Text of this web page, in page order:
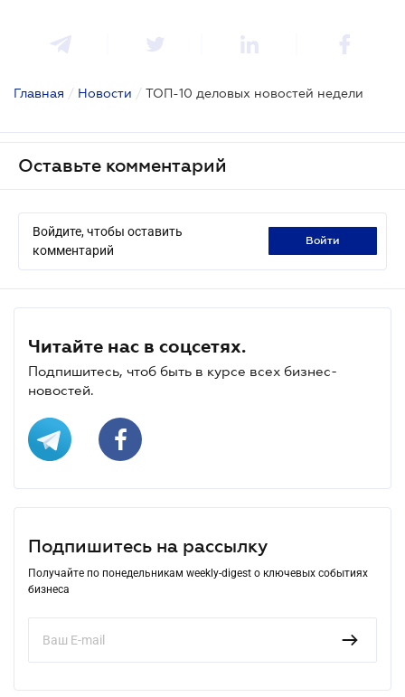
Главная / Новости / ТОП-10 деловых новостей недели
Оставьте комментарий
Войдите, чтобы оставить
комментарий
войти
Читайте нас в соцсетях.
Подпишитесь, чтоб быть в курсе всех бизнес-
новостей.
Подпишитесь на рассылку
Получайте по понедельникам weekly-digest о ключевых событиях
бизнеса